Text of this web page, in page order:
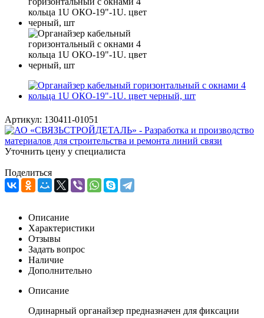
Артикул: 130411-01051
Уточнить цену у специалиста
Поделиться
Описание
Характеристики
Отзывы
Задать вопрос
Наличие
Дополнительно
Описание
Одинарный органайзер предназначен для фиксации